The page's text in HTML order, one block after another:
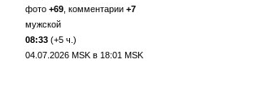
фото +69 , комментарии +7
мужской
08:33 (+5 ч.)
04.07.2026 MSK в 18:01 MSK